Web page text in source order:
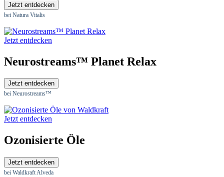
Jetzt entdecken
bei Natura Vitalis
Jetzt entdecken
Neurostreams™ Planet Relax
Jetzt entdecken
bei Neurostreams™
Jetzt entdecken
Ozonisierte Öle
Jetzt entdecken
bei Waldkraft Alveda